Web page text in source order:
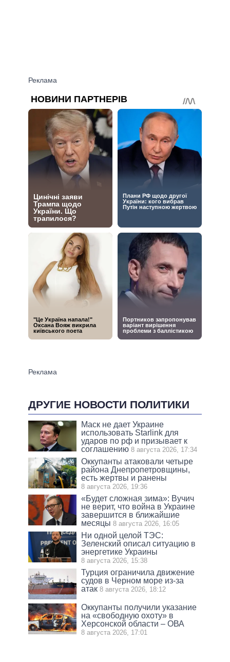
ДРУГИЕ НОВОСТИ ПОЛИТИКИ
Маск не дает Украине
использовать Starlink для
ударов по рф и призывает к
соглашению 8 августа 2026, 17:34
Оккупанты атаковали четыре
района Днепропетровщины,
есть жертвы и ранены
8 августа 2026, 19:36
«Будет сложная зима»: Вучич
не верит, что война в Украине
завершится в ближайшие
месяцы 8 августа 2026, 16:05
Ни одной целой ТЭС:
Зеленский описал ситуацию в
энергетике Украины
8 августа 2026, 15:38
Турция ограничила движение
судов в Черном море из-за
атак 8 августа 2026, 18:12
Оккупанты получили указание
на «свободную охоту» в
Херсонской области – ОВА
8 августа 2026, 17:01